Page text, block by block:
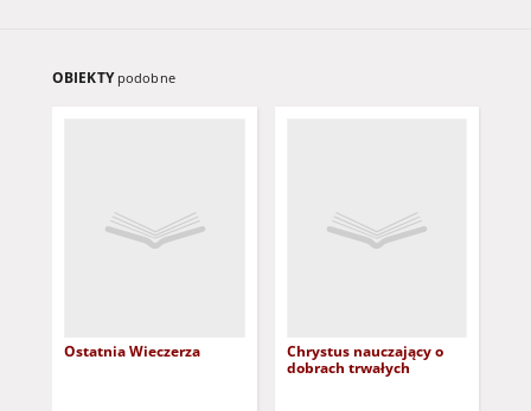
OBIEKTY podobne
Ostatnia Wieczerza
Chrystus nauczający o
dobrach trwałych